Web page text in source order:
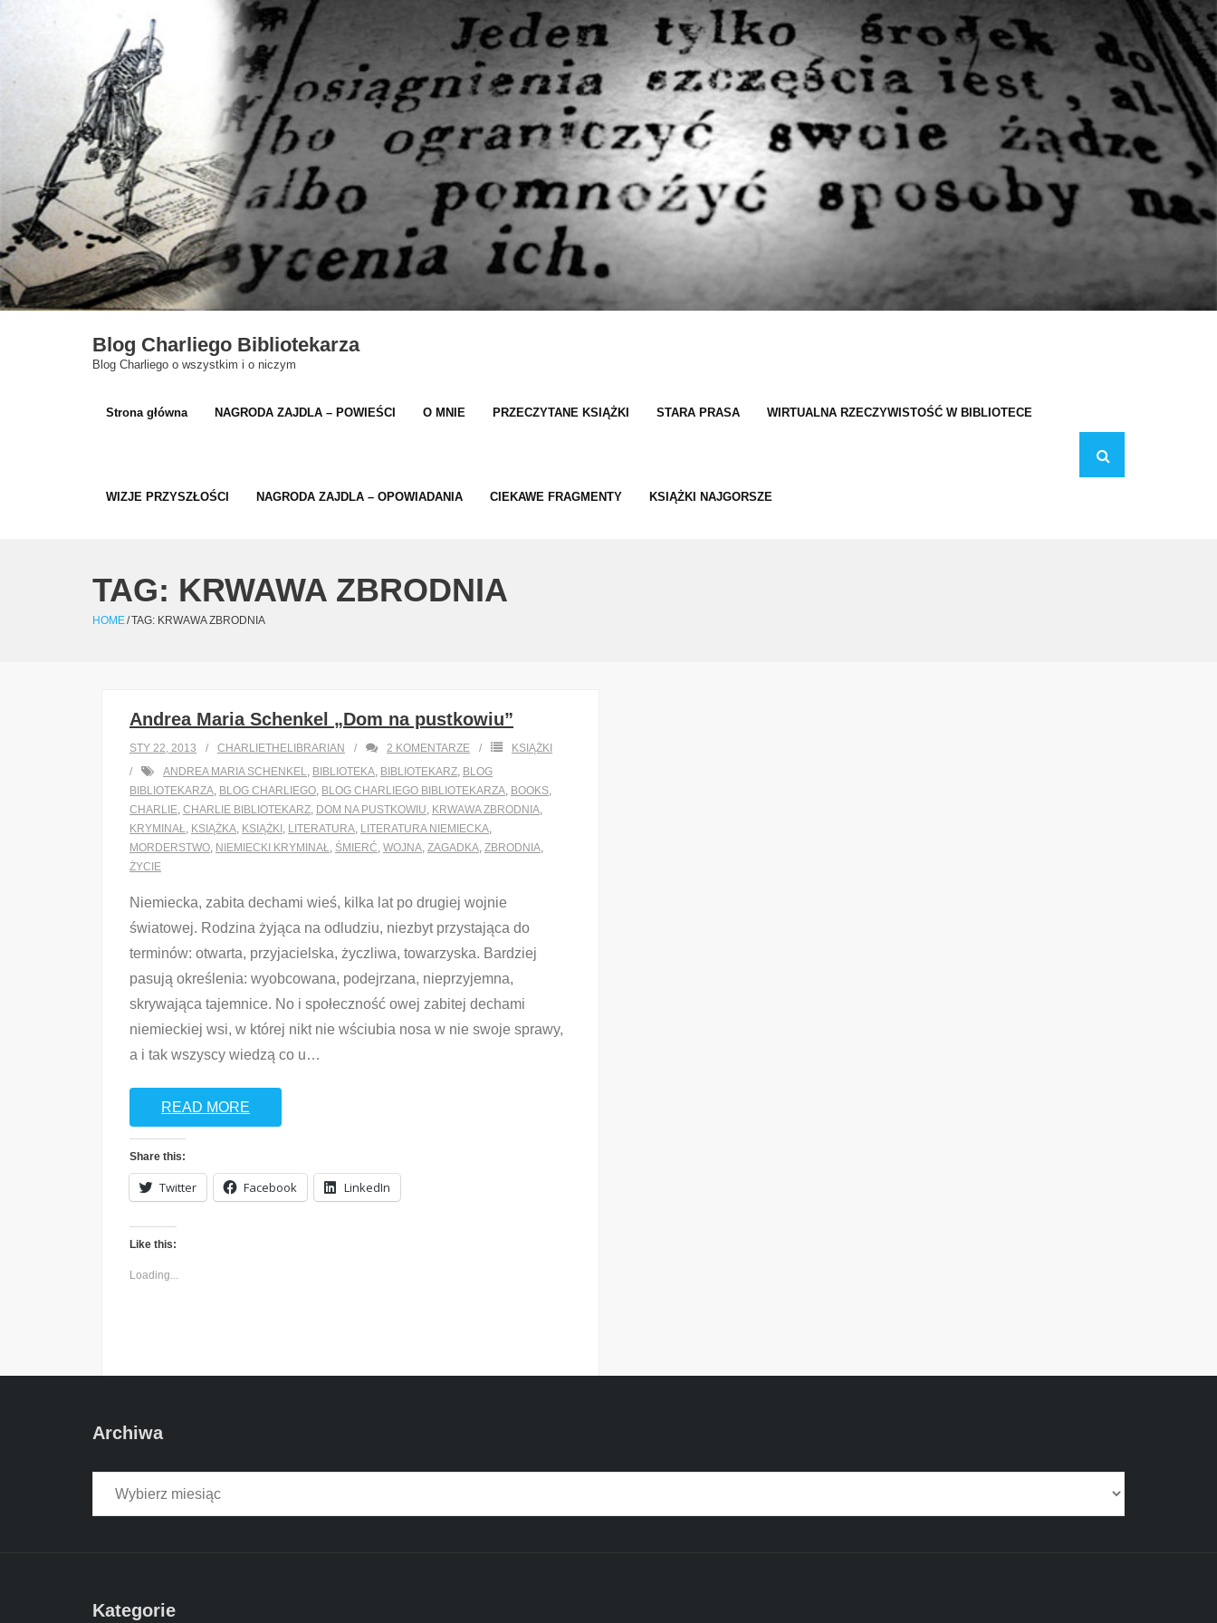
Blog Charliego Bibliotekarza
Blog Charliego o wszystkim i o niczym
Strona główna NAGRODA ZAJDLA – POWIEŚCI O MNIE PRZECZYTANE KSIĄŻKI STARA PRASA WIRTUALNA RZECZYWISTOŚĆ W BIBLIOTECE
WIZJE PRZYSZŁOŚCI NAGRODA ZAJDLA – OPOWIADANIA CIEKAWE FRAGMENTY KSIĄŻKI NAJGORSZE
TAG: KRWAWA ZBRODNIA
HOME/TAG: KRWAWA ZBRODNIA
Andrea Maria Schenkel „Dom na pustkowiu”
STY 22, 2013 CHARLIETHELIBRARIAN 2 KOMENTARZE
KSIĄŻKI
ANDREA MARIA SCHENKEL
BIBLIOTEKA BIBLIOTEKARZ BLOG
BIBLIOTEKARZA BLOG CHARLIEGO BLOG CHARLIEGO BIBLIOTEKARZA BOOKS
CHARLIE CHARLIE BIBLIOTEKARZ DOM NA PUSTKOWIU KRWAWA ZBRODNIA
KRYMINAŁ
KSIĄŻKA KSIĄŻKI LITERATURA LITERATURA NIEMIECKA
MORDERSTWO NIEMIECKI KRYMINAŁ ŚMIERĆ WOJNA ZAGADKA ZBRODNIA
ŻYCIE
Niemiecka, zabita dechami wieś, kilka lat po drugiej wojnie
światowej. Rodzina żyjąca na odludziu, niezbyt przystająca do
terminów: otwarta, przyjacielska, życzliwa, towarzyska. Bardziej
pasują określenia: wyobcowana, podejrzana, nieprzyjemna,
skrywająca tajemnice. No i społeczność owej zabitej dechami
niemieckiej wsi, w której nikt nie wściubia nosa w nie swoje sprawy,
a i tak wszyscy wiedzą co u…
READ MORE
Share this:
Twitter Facebook LinkedIn
Like this:
Loading...
Archiwa
Kategorie